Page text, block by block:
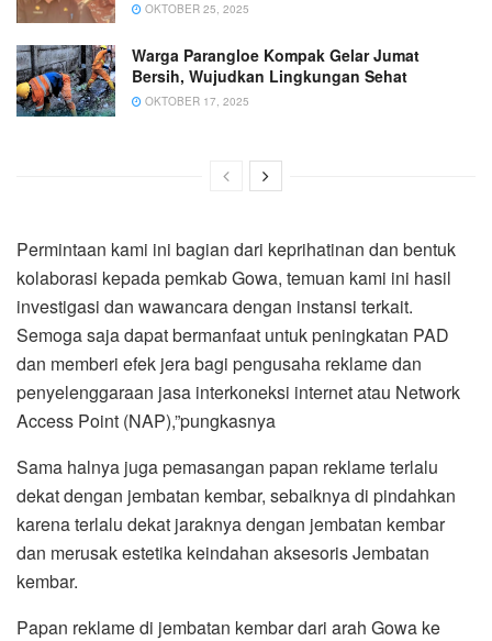
OKTOBER 25, 2025
Warga Parangloe Kompak Gelar Jumat
Bersih, Wujudkan Lingkungan Sehat
OKTOBER 17, 2025
Permintaan kami ini bagian dari keprihatinan dan bentuk
kolaborasi kepada pemkab Gowa, temuan kami ini hasil
investigasi dan wawancara dengan instansi terkait.
Semoga saja dapat bermanfaat untuk peningkatan PAD
dan memberi efek jera bagi pengusaha reklame dan
penyelenggaraan jasa interkoneksi internet atau Network
Access Point (NAP),”pungkasnya
Sama halnya juga pemasangan papan reklame terlalu
dekat dengan jembatan kembar, sebaiknya di pindahkan
karena terlalu dekat jaraknya dengan jembatan kembar
dan merusak estetika keindahan aksesoris Jembatan
kembar.
Papan reklame di jembatan kembar dari arah Gowa ke